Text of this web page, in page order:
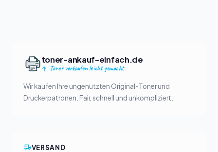
toner-ankauf-einfach.de
Toner verkaufen leicht gemacht
Wir kaufen Ihre ungenutzten Original-Toner und
Druckerpatronen. Fair, schnell und unkompliziert.
VERSAND